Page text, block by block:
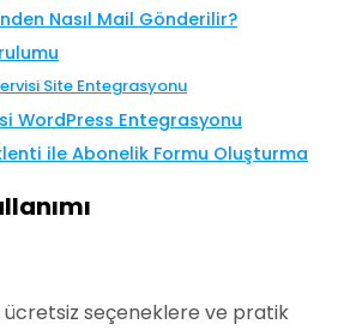
Nasıl Mail Gönderilir?
Site Entegrasyonu
WordPress Entegrasyonu
ile Abonelik Formu Oluşturma
seçeneklere ve pratik